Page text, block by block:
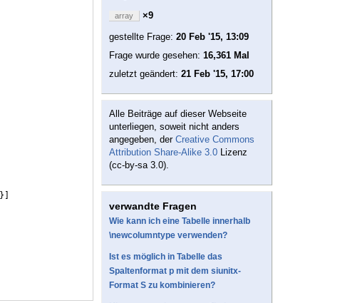
}]
array
×9
gestellte Frage: 20 Feb '15, 13:09
Frage wurde gesehen: 16,361 Mal
zuletzt geändert: 21 Feb '15, 17:00
Alle Beiträge auf dieser Webseite
unterliegen, soweit nicht anders
angegeben, der Creative Commons
Attribution Share-Alike 3.0 Lizenz
(cc-by-sa 3.0).
verwandte Fragen
Wie kann ich eine Tabelle innerhalb
\newcolumntype verwenden?
Ist es möglich in Tabelle das
Spaltenformat p mit dem siunitx-
Format S zu kombinieren?